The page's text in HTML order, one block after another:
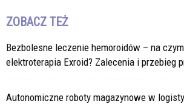
ZOBACZ TEŻ
Bezbolesne leczenie hemoroidów – na
elektroterapia Exroid? Zalecenia i przebieg
Autonomiczne roboty magazynowe w